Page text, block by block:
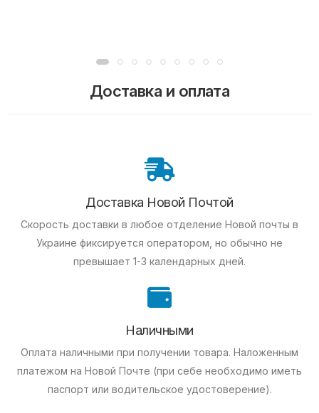
Доставка и оплата
Доставка Новой Почтой
Скорость доставки в любое отделение Новой почты в
Украине фиксируется оператором, но обычно не
превышает 1-3 календарных дней.
Наличными
Оплата наличными при получении товара. Наложенным
платежом на Новой Почте (при себе необходимо иметь
паспорт или водительское удостоверение).